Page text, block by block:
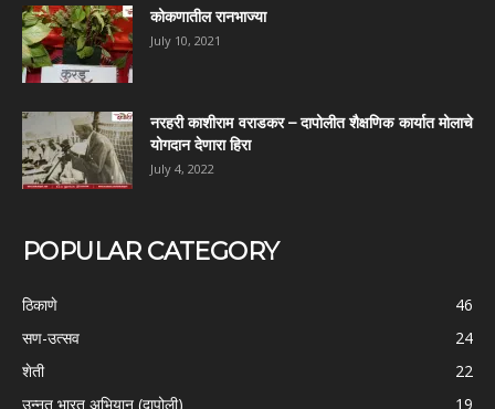
कोकणातील रानभाज्या
July 10, 2021
नरहरी काशीराम वराडकर – दापोलीत शैक्षणिक कार्यात मोलाचे
योगदान देणारा हिरा
July 4, 2022
POPULAR CATEGORY
ठिकाणे
46
सण-उत्सव
24
शेती
22
उन्नत भारत अभियान (दापोली)
19